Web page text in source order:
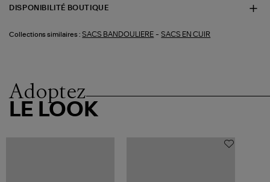
DISPONIBILITÉ BOUTIQUE
Collections similaires : SACS BANDOULIERE -SACS EN CUIR
Adoptez
LE LOOK